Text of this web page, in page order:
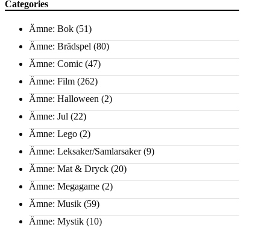
Categories
Ämne: Bok (51)
Ämne: Brädspel (80)
Ämne: Comic (47)
Ämne: Film (262)
Ämne: Halloween (2)
Ämne: Jul (22)
Ämne: Lego (2)
Ämne: Leksaker/Samlarsaker(9)
Ämne: Mat & Dryck (20)
Ämne: Megagame (2)
Ämne: Musik (59)
Ämne: Mystik (10)